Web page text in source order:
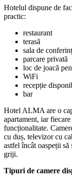
Hotelul dispune de
practic:
restaurant
terasă
sala de
parcare privată
loc de joacă
WiFi
recepție
bar
Hotel ALMA are o
apartament, iar
funcționalitate.
cu duș, televizor cu
astfel încât oaspeții
griji.
Tipuri de camere